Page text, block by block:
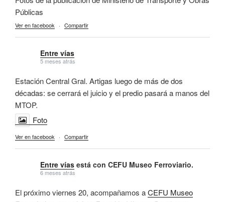
Públicas
Ver en facebook · Compartir
Entre vías
5 meses atrás
Estación Central Gral. Artigas luego de más de dos
décadas: se cerrará el juicio y el predio pasará a manos del
MTOP.
Foto
Ver en facebook · Compartir
Entre vías está con CEFU Museo Ferroviario.
6 meses atrás
El próximo viernes 20, acompañamos aCEFU Museo